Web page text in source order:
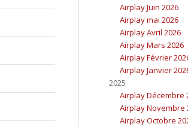
Airplay Juin 2026
Airplay mai 2026
Airplay Avril 2026
Airplay Mars 2026
Airplay Février
Airplay Janvier
2025
Airplay Décembre
Airplay Novembre
Airplay Octobre